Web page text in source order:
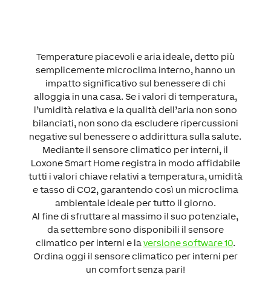
Temperature piacevoli e aria ideale, detto più
semplicemente microclima interno, hanno un
impatto significativo sul benessere di chi
alloggia in una casa. Se i valori di temperatura,
l’umidità relativa e la qualità dell’aria non sono
bilanciati, non sono da escludere ripercussioni
negative sul benessere o addirittura sulla salute.
Mediante il sensore climatico per interni, il
Loxone Smart Home registra in modo affidabile
tutti i valori chiave relativi a temperatura, umidità
e tasso di CO2, garantendo così un microclima
ambientale ideale per tutto il giorno.
Al fine di sfruttare al massimo il suo potenziale,
da settembre sono disponibili il sensore
climatico per interni e la versione software 10.
Ordina oggi il sensore climatico per interni per
un comfort senza pari!